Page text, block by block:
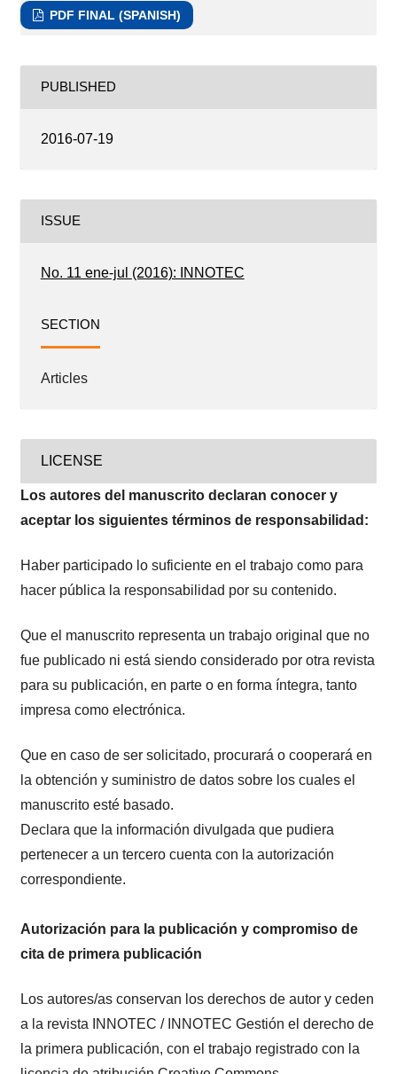
PDF FINAL (SPANISH)
PUBLISHED
2016-07-19
ISSUE
No. 11 ene-jul (2016): INNOTEC
SECTION
Articles
LICENSE
Los autores del manuscrito declaran conocer y
aceptar los siguientes términos de responsabilidad:
Haber participado lo suficiente en el trabajo como para
hacer pública la responsabilidad por su contenido.
Que el manuscrito representa un trabajo original que no
fue publicado ni está siendo considerado por otra revista
para su publicación, en parte o en forma íntegra, tanto
impresa como electrónica.
Que en caso de ser solicitado, procurará o cooperará en
la obtención y suministro de datos sobre los cuales el
manuscrito esté basado.
Declara que la información divulgada que pudiera
pertenecer a un tercero cuenta con la autorización
correspondiente.
Autorización para la publicación y compromiso de
cita de primera publicación
Los autores/as conservan los derechos de autor y ceden
a la revista INNOTEC / INNOTEC Gestión el derecho de
la primera publicación, con el trabajo registrado con la